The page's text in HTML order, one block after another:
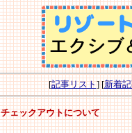
[記事リスト] [新着
ェックアウトについて